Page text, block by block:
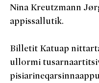
Nina Kreutzmann
appissallutik.
Billetit Katuap
ullormi